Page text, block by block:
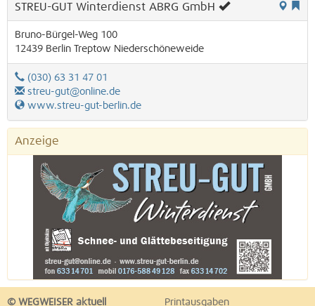
STREU-GUT Winterdienst ABRG GmbH
Bruno-Bürgel-Weg 100
12439 Berlin Treptow Niederschöneweide
(030) 63 31 47 01
streu-gut@online.de
www.streu-gut-berlin.de
Anzeige
© WEGWEISER aktuell Printausgaben